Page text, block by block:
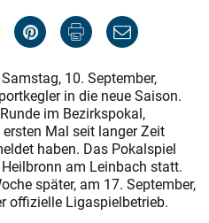
10. September,
in die neue Saison.
im Bezirkspokal,
Mal seit langer Zeit
haben. Das Pokalspiel
am Leinbach statt.
später, am 17. September,
offizielle Ligaspielbetrieb.